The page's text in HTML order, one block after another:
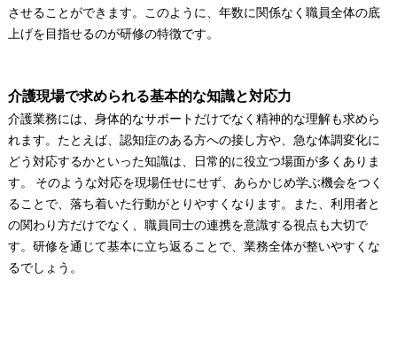
させることができます。このように、年数に関係なく職員全体の底
上げを目指せるのが研修の特徴です。
介護現場で求められる基本的な知識と対応力
介護業務には、身体的なサポートだけでなく精神的な理解も求めら
れます。たとえば、認知症のある方への接し方や、急な体調変化に
どう対応するかといった知識は、日常的に役立つ場面が多くありま
す。 そのような対応を現場任せにせず、あらかじめ学ぶ機会をつく
ることで、落ち着いた行動がとりやすくなります。また、利用者と
の関わり方だけでなく、職員同士の連携を意識する視点も大切で
す。研修を通じて基本に立ち返ることで、業務全体が整いやすくな
るでしょう。